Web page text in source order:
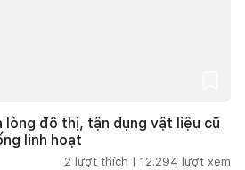
lòng đô thị, tận dụng vật liệu cũ
linh hoạt
2 lượt thích | 12.294 lượt xem